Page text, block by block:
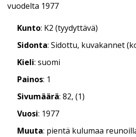
vuodelta 1977
Kunto: K2 (tyydyttävä)
Sidonta: Sidottu, kuvakannet
Kieli: suomi
Painos: 1
Sivumäärä: 82, (1)
Vuosi: 1977
Muuta: pientä kulumaa